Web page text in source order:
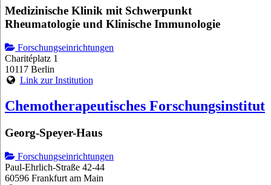
Medizinische Klinik mit Schwerpunkt
Rheumatologie und Klinische Immunologie
Forschungseinrichtungen
Charitéplatz 1
10117 Berlin
Link zur Institution
Chemotherapeutisches Forschungsinstitut
Georg-Speyer-Haus
Forschungseinrichtungen
Paul-Ehrlich-Straße 42-44
60596 Frankfurt am Main